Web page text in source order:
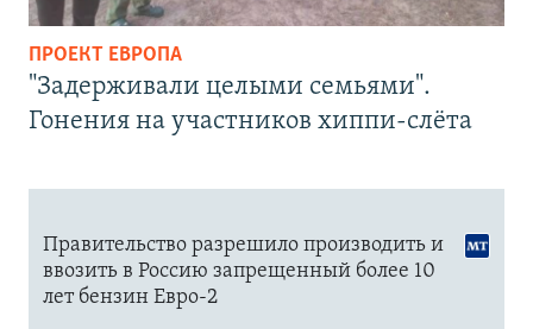
ПРОЕКТ ЕВРОПА
"Задерживали целыми семьями".
Гонения на участников хиппи-слёта